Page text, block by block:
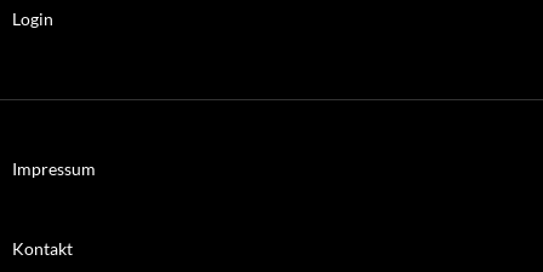
Login
Impressum
Kontakt